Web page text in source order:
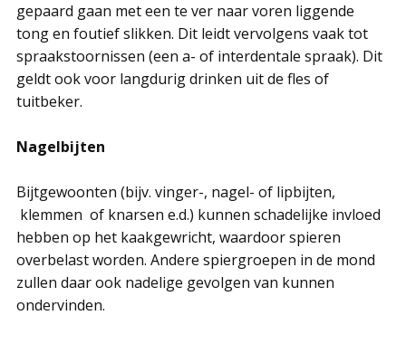
gepaard gaan met een te ver naar voren liggende
tong en foutief slikken. Dit leidt vervolgens vaak tot
spraakstoornissen (een a- of interdentale spraak). Dit
geldt ook voor langdurig drinken uit de fles of
tuitbeker.
Nagelbijten
Bijtgewoonten (bijv. vinger-, nagel- of lipbijten,
klemmen of knarsen e.d.) kunnen schadelijke invloed
hebben op het kaakgewricht, waardoor spieren
overbelast worden. Andere spiergroepen in de mond
zullen daar ook nadelige gevolgen van kunnen
ondervinden.